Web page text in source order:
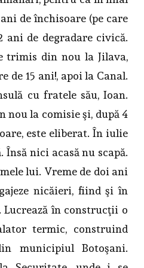
de închisoare (pe care
ani de degradare civică.
trimis din nou la Jilava,
de 15 ani!, apoi la Canal.
cu fratele său, Ioan.
nou la comisie şi, după 4
este eliberat. În iulie
Însă nici acasă nu scapă.
lui. Vreme de doi ani
nicăieri, fiind şi în
în construcţii o
termic, construind
municipiul Botoşani.